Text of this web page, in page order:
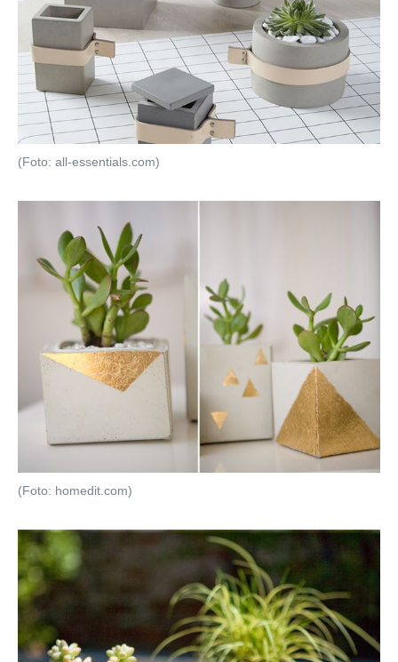
(Foto: all-essentials.com)
(Foto: homedit.com)